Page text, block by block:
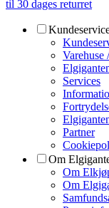
til 30 dages returret
Varehuse
Services
Partner
Om
Om
Om